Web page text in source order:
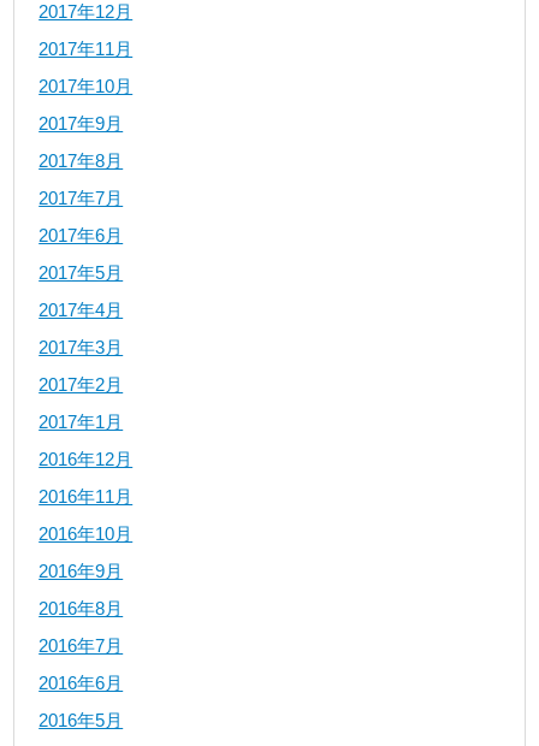
2017年12月
2017年11月
2017年10月
2017年9月
2017年8月
2017年7月
2017年6月
2017年5月
2017年4月
2017年3月
2017年2月
2017年1月
2016年12月
2016年11月
2016年10月
2016年9月
2016年8月
2016年7月
2016年6月
2016年5月